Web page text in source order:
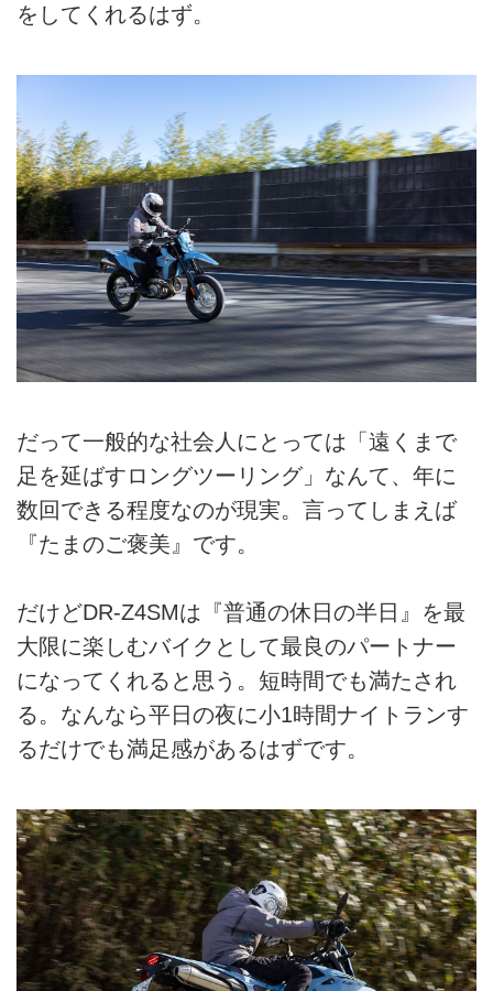
をしてくれるはず。
だって一般的な社会人にとっては「遠くまで
足を延ばすロングツーリング」なんて、年に
数回できる程度なのが現実。言ってしまえば
『たまのご褒美』です。
だけどDR-Z4SMは『普通の休日の半日』を最
大限に楽しむバイクとして最良のパートナー
になってくれると思う。短時間でも満たされ
る。なんなら平日の夜に小1時間ナイトランす
るだけでも満足感があるはずです。